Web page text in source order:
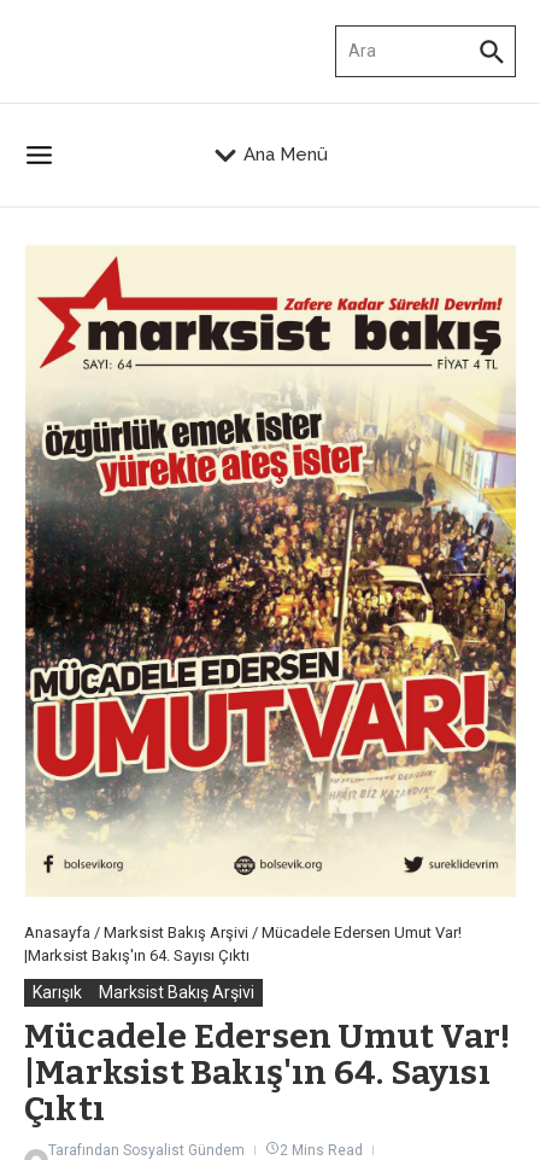
Ana Menü
Anasayfa / Marksist Bakış Arşivi / Mücadele Edersen Umut Var!
|Marksist Bakış'ın 64. Sayısı Çıktı
Karışık Marksist Bakış Arşivi
Mücadele Edersen Umut Var!
|Marksist Bakış'ın 64. Sayısı
Çıktı
Tarafından Sosyalist Gündem
2 Mins Read